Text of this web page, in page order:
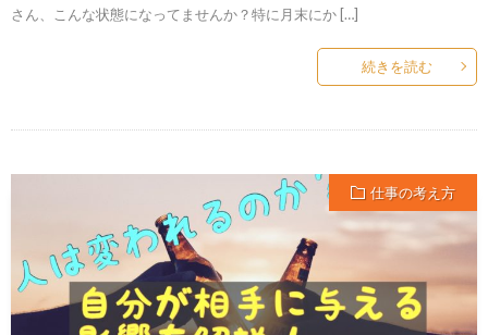
さん、こんな状態になってませんか？特に月末にか […]
続きを読む
仕事の考え方